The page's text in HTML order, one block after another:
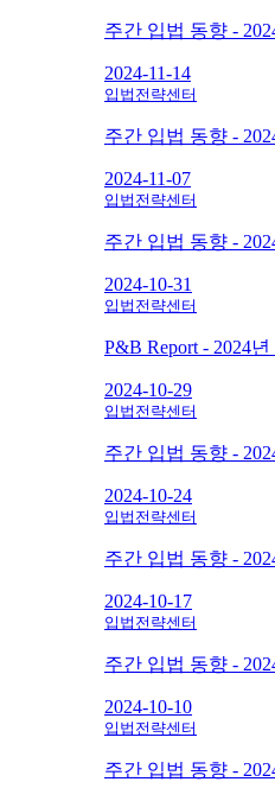
주간 입법 동향 -
2024-11-14
입법전략센터
주간 입법 동향 -
2024-11-07
입법전략센터
주간 입법 동향 -
2024-10-31
입법전략센터
P&B Report - 2024
2024-10-29
입법전략센터
주간 입법 동향 -
2024-10-24
입법전략센터
주간 입법 동향 -
2024-10-17
입법전략센터
주간 입법 동향 -
2024-10-10
입법전략센터
주간 입법 동향 -